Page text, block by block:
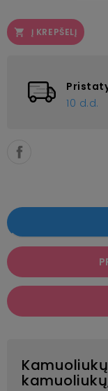
 Į KREPŠELĮ
10 d.d.